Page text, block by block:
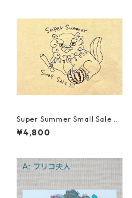
Super Summer Small Sale Se
t !!!
¥4,800